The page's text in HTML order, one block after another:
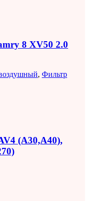
8 XV50 2.0
, Фильтр
(A30,A40),